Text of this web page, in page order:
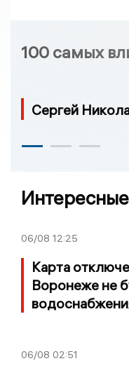
100 самых
Сергей
06/08 12:25
Карта
Воронеже не
06/08 02:51